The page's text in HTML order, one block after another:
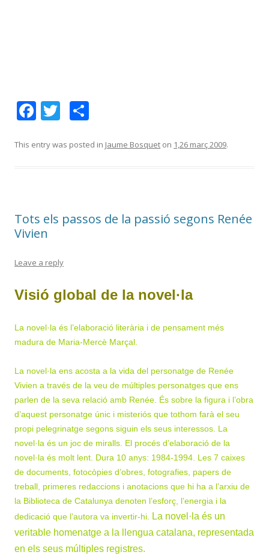
F
e
k
T
itt m
ix
This entry was posted in Jaume Bosquet on 1,26 març 2009.
Tots els passos de la passió segons Renée
Vivien
Leave a reply
Visió global de la novel·la
La novel·la és l’elaboració literària i de pensament més
madura de Maria-Mercè Marçal.
La novel·la ens acosta a la vida del personatge de Renée
Vivien a través de la veu de múltiples personatges que ens
parlen de la seva relació amb Renée. És sobre la figura i l’obra
d’aquest personatge únic i misteriós que tothom farà el seu
propi pelegrinatge segons siguin els seus interessos. La
novel·la és un joc de miralls. El procés d’elaboració de la
novel·la és molt lent. Dura 10 anys: 1984-1994. Les 7 caixes
de documents, fotocòpies d’obres, fotografies, papers de
treball, primeres redaccions i anotacions que hi ha a l’arxiu de
la Biblioteca de Catalunya denoten l’esforç, l’energia i la
dedicació que l’autora va invertir-hi
La novel·la és un
veritable homenatge a la llengua catalana, representada
en els seus múltiples registres.